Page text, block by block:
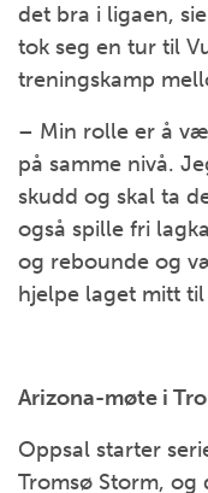
det bra i ligaen,
tok seg en tur til
treningskamp
– Min rolle er å
på samme nivå.
skudd og skal ta
også spille fri
og rebounde og
hjelpe laget mitt
Arizona-møte i
Oppsal starter
Tromsø Storm, og